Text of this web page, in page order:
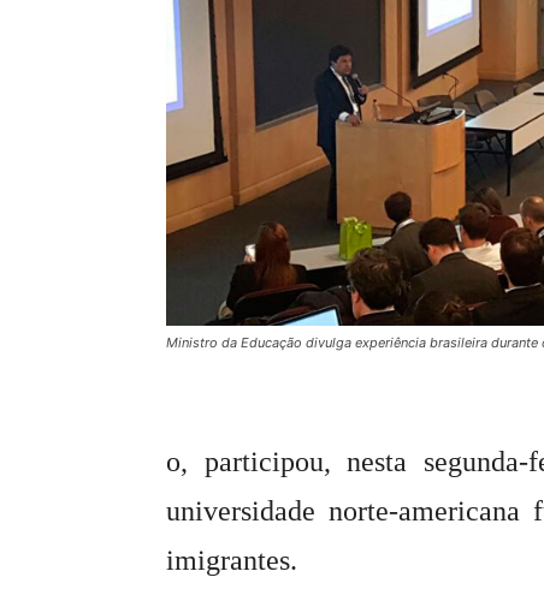
Ministro da Educação divulga experiência brasileira durante
o, participou, nesta
universidade norte-
imigrantes.